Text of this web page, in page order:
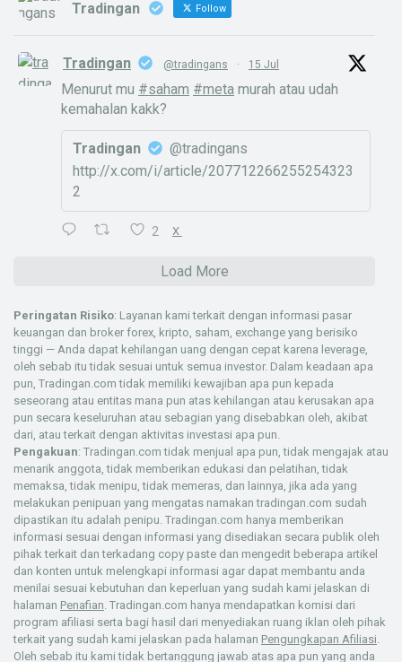
Tradingan Follow
Tradingan @tradingans · 15 Jul
Menurut mu #saham #meta murah atau udah
kemahalan kakk?
Tradingan
@tradingans
http://x.com/i/article/207712266255254323
2
2 X
Load More
Peringatan Risiko: Layanan kami terkait dengan informasi pasar
keuangan dan broker forex, kripto, saham, exchange yang berisiko
tinggi — Anda dapat kehilangan uang dengan cepat karena leverage,
oleh sebab itu tidak sesuai untuk semua investor. Dalam keadaan apa
pun, Tradingan.com tidak memiliki kewajiban apa pun kepada
seseorang atau entitas mana pun atas kehilangan atau kerusakan apa
pun secara keseluruhan atau sebagian yang disebabkan oleh, akibat
dari, atau terkait dengan aktivitas investasi apa pun.
Pengakuan: Tradingan.com tidak menjual apa pun, tidak mengajak atau
menarik anggota, tidak memberikan edukasi dan pelatihan, tidak
memaksa, tidak menipu, tidak memeras, dan lainnya, jika ada yang
melakukan penipuan yang mengatas namakan tradingan.com sudah
dipastikan itu adalah penipu. Tradingan.com hanya memberikan
informasi sesuai dengan informasi yang disediakan secara publik oleh
pihak terkait dan terkadang copy paste dan mengedit beberapa artikel
dan konten untuk melengkapi informasi agar dapat membantu anda
menilai sesuai kebutuhan dan keperluan yang sudah kami jelaskan di
halaman Penafian. Tradingan.com hanya mendapatkan komisi dari
program afiliasi serta bagi hasil dari menyediakan ruang iklan oleh pihak
terkait yang sudah kami jelaskan pada halaman Pengungkapan Afiliasi.
Oleh sebab itu kami tidak bertanggung jawab atas apa pun yang anda